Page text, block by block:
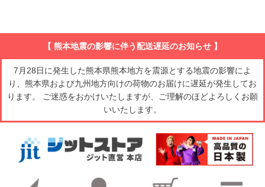
【 熊本地震の影響に伴う配送遅延のお知らせ 】
7月28日に発生した熊本県熊本地方を震源とする地震の影響によ
り、熊本県および九州地方向けの荷物のお届けに遅延が発生してお
ります。 ご迷惑をおかけいたしますが、ご理解のほどよろしくお願
いいたします。